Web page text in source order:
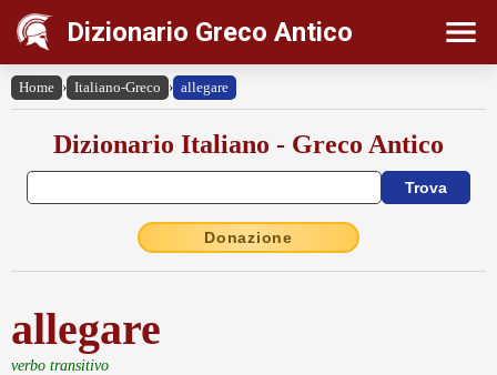
Dizionario Greco Antico
Home › Italiano-Greco › allegare
Dizionario Italiano - Greco Antico
Donazione
allegare
verbo transitivo